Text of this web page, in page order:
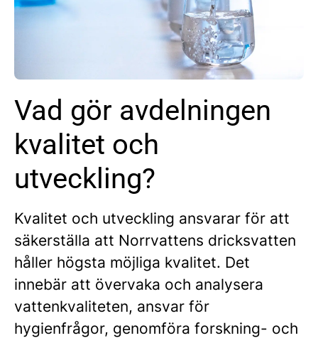
Vad gör avdelningen
kvalitet och
utveckling?
Kvalitet och utveckling ansvarar för att
säkerställa att Norrvattens dricksvatten
håller högsta möjliga kvalitet. Det
innebär att övervaka och analysera
vattenkvaliteten, ansvar för
hygienfrågor, genomföra forskning- och